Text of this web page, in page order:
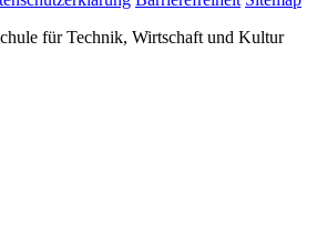
für Technik, Wirtschaft und Kultur